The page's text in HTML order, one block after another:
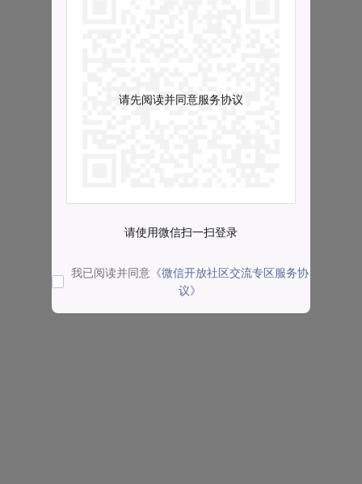
请先阅读并同意服务协议
请使用微信扫一扫登录
我已阅读并同意 《微信开放社区交流专区服务协
议》